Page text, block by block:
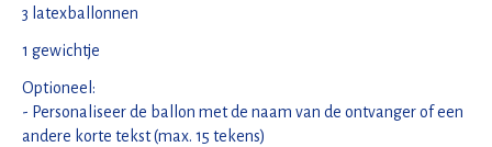
3 latexballonnen
1 gewichtje
Optioneel:
- Personaliseer de ballon met de naam van de ontvanger of een
andere korte tekst (max. 15 tekens)